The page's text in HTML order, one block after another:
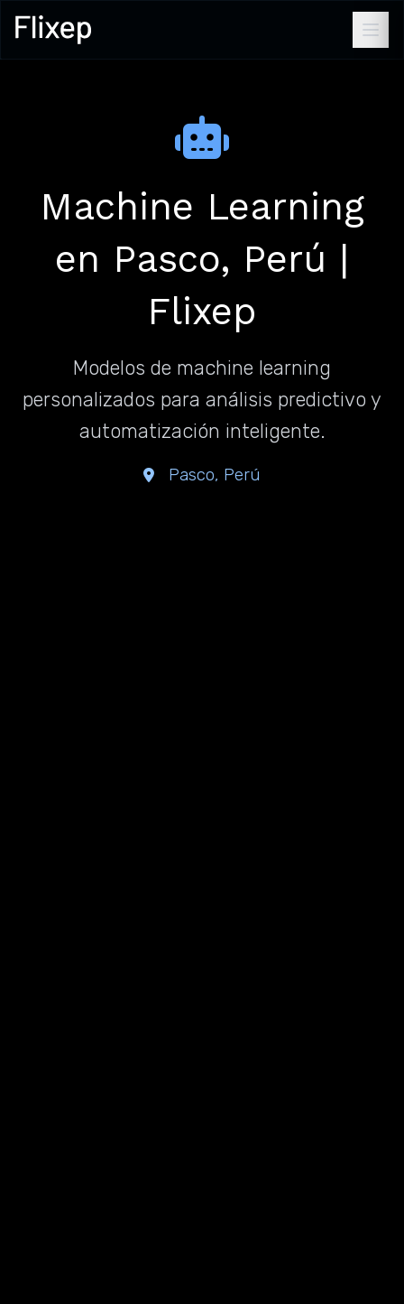
Machine Learning
en Pasco, Perú |
Flixep
Modelos de machine learning
personalizados para análisis predictivo y
automatización inteligente.
Pasco, Perú